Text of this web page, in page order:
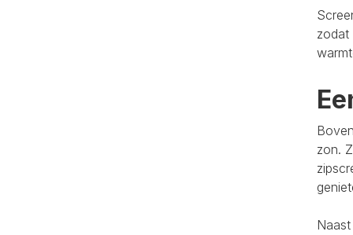
zodat
zon.